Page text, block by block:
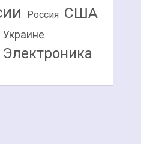
Россия США
Украине
Электроника